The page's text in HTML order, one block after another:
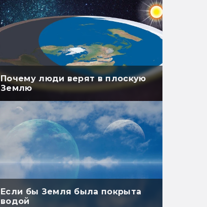
Почему люди верят в плоскую
Землю
Если бы Земля была покрыта
водой